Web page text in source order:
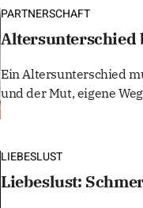
PARTNERSCHAFT
Altersunterschied
Ein Altersunterschied
und der Mut, eigene
LIEBESLUST
Liebeslust: